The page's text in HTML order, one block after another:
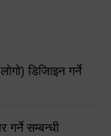
डिजिाइन गर्ने
गर्ने सम्बन्धी